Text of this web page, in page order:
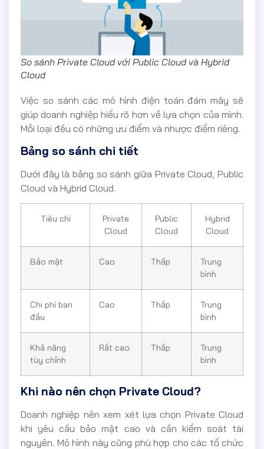
So sánh Private Cloud với Public Cloud và Hybrid
Cloud
Việc so sánh các mô hình điện toán đám mây sẽ
giúp doanh nghiệp hiểu rõ hơn về lựa chọn của mình.
Mỗi loại đều có những ưu điểm và nhược điểm riêng.
Bảng so sánh chi tiết
Dưới đây là bảng so sánh giữa Private Cloud, Public
Cloud và Hybrid Cloud.
Tiêu chí
Private
Cloud
Public
Cloud
Hybrid
Cloud
Bảo mật Cao Thấp
Trung
bình
Chi phí ban
đầu
Cao Thấp
Trung
bình
Khả năng
tùy chỉnh
Rất cao Thấp
Trung
bình
Khi nào nên chọn Private Cloud?
Doanh nghiệp nên xem xét lựa chọn Private Cloud
khi yêu cầu bảo mật cao và cần kiểm soát tài
nguyên. Mô hình này cũng phù hợp cho các tổ chức